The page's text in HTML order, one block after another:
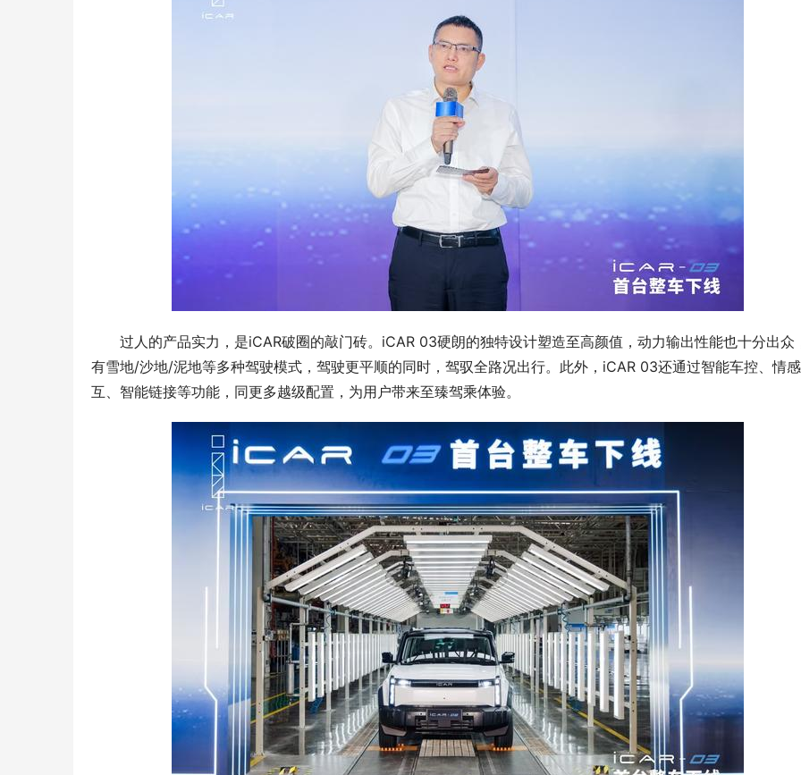
过人的产品实力，是iCAR破圈的敲门砖。iCAR 03硬朗的独特设计塑造至高颜值，动力输出性能也十分出众
有雪地/沙地/泥地等多种驾驶模式，驾驶更平顺的同时，驾驭全路况出行。此外，iCAR 03还通过智能车控、情
互、智能链接等功能，同更多越级配置，为用户带来至臻驾乘体验。